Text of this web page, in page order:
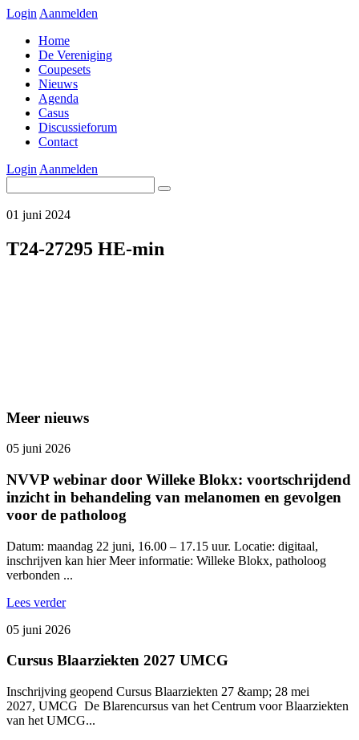
Login Aanmelden
Home
De Vereniging
Coupesets
Nieuws
Agenda
Casus
Discussieforum
Contact
Login Aanmelden
01 juni 2024
T24-27295 HE-min
Meer nieuws
05 juni 2026
NVVP webinar door Willeke Blokx: voortschrijdend
inzicht in behandeling van melanomen en gevolgen
voor de patholoog
Datum: maandag 22 juni, 16.00 – 17.15 uur. Locatie: digitaal,
inschrijven kan hier Meer informatie: Willeke Blokx, patholoog
verbonden ...
Lees verder
05 juni 2026
Cursus Blaarziekten 2027 UMCG
Inschrijving geopend Cursus Blaarziekten 27 &amp; 28 mei
2027, UMCG De Blarencursus van het Centrum voor Blaarziekten
van het UMCG...